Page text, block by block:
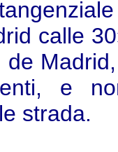
calle
de
e
strada.